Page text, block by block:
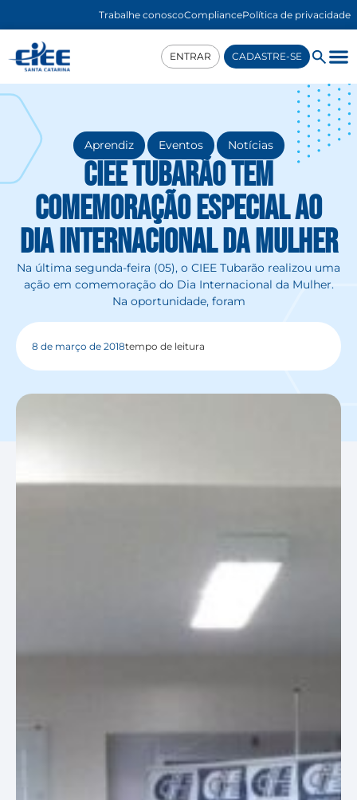
Trabalhe conoscoCompliancePolítica de privacidade
ENTRAR CADASTRE-SE
Aprendiz , Eventos , Notícias
CIEE Tubarão tem
comemoração especial ao
Dia Internacional da Mulher
Na última segunda-feira (05), o CIEE Tubarão realizou uma
ação em comemoração do Dia Internacional da Mulher.
Na oportunidade, foram
8 de março de 2018tempo de leitura